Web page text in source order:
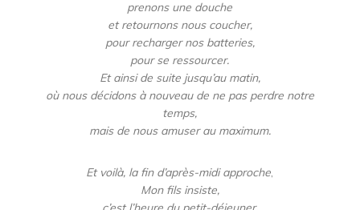
prenons une douche
et retournons nous coucher,
pour recharger nos batteries,
pour se ressourcer.
Et ainsi de suite jusqu’au matin,
où nous décidons à nouveau de ne pas perdre notre
temps,
mais de nous amuser au maximum.
Et voilà, la fin d’après-midi approche,
Mon fils insiste,